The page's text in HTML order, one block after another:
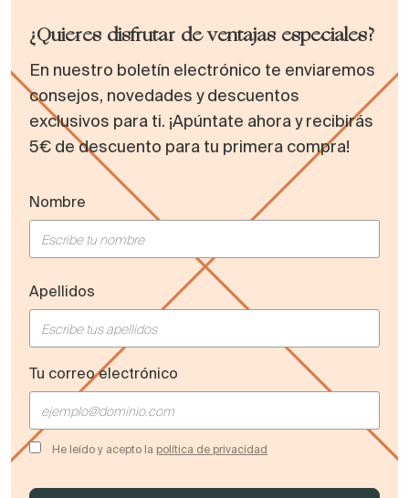
¿Quieres disfrutar de ventajas especiales?
En nuestro boletín electrónico te enviaremos
consejos, novedades y descuentos
exclusivos para ti. ¡Apúntate ahora y recibirás
5€ de descuento para tu primera compra!
Nombre
Apellidos
Tu correo electrónico
He leído y acepto la política de privacidad